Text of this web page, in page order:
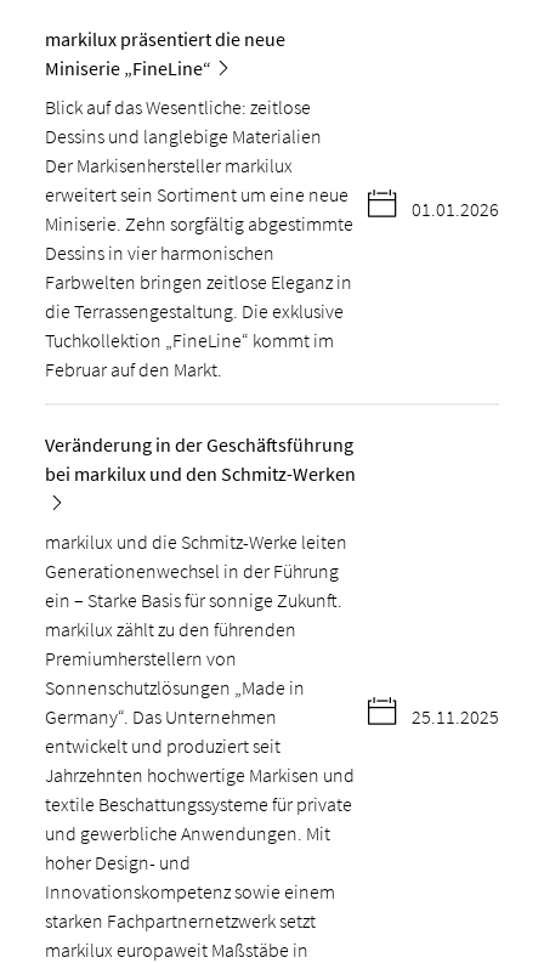
markilux präsentiert die neue
Miniserie „FineLine“
Blick auf das Wesentliche: zeitlose
Dessins und langlebige Materialien
Der Markisenhersteller markilux
erweitert sein Sortiment um eine neue
Miniserie. Zehn sorgfältig abgestimmte
Dessins in vier harmonischen
Farbwelten bringen zeitlose Eleganz in
die Terrassengestaltung. Die exklusive
Tuchkollektion „FineLine“ kommt im
Februar auf den Markt.
01.01.2026
Veränderung in der Geschäftsführung
bei markilux und den Schmitz-Werken
markilux und die Schmitz-Werke leiten
Generationenwechsel in der Führung
ein – Starke Basis für sonnige Zukunft.
markilux zählt zu den führenden
Premiumherstellern von
Sonnenschutzlösungen „Made in
Germany“. Das Unternehmen
entwickelt und produziert seit
Jahrzehnten hochwertige Markisen und
textile Beschattungssysteme für private
und gewerbliche Anwendungen. Mit
hoher Design- und
Innovationskompetenz sowie einem
starken Fachpartnernetzwerk setzt
markilux europaweit Maßstäbe in
25.11.2025